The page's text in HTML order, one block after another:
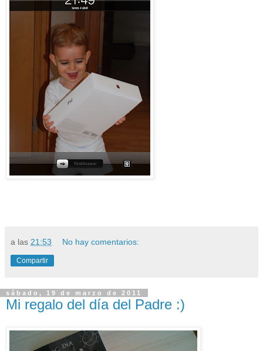
a las 21:53 No hay comentarios:
Compartir
sábado, 19 de marzo de 2011
Mi regalo del día del Padre :)